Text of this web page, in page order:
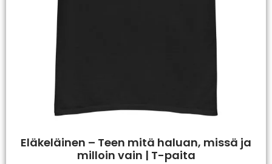
Eläkeläinen – Teen mitä haluan, missä ja
milloin vain | T-paita